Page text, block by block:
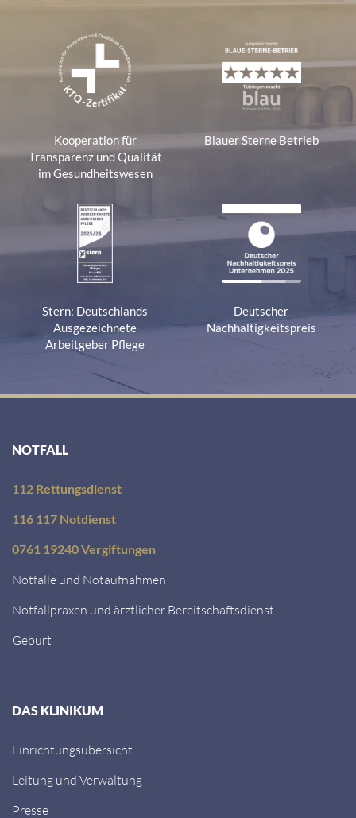
Kooperation für
Transparenz und Qualität
im Gesundheitswesen
Blauer Sterne Betrieb
Stern: Deutschlands
Ausgezeichnete
Arbeitgeber Pflege
Deutscher
Nachhaltigkeitspreis
NOTFALL
112 Rettungsdienst
116 117 Notdienst
0761 19240 Vergiftungen
Notfälle und Notaufnahmen
Notfallpraxen und ärztlicher Bereitschaftsdienst
Geburt
DAS KLINIKUM
Einrichtungsübersicht
Leitung und Verwaltung
Presse